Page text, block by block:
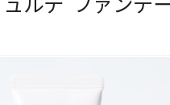
ュルテ ファンデ